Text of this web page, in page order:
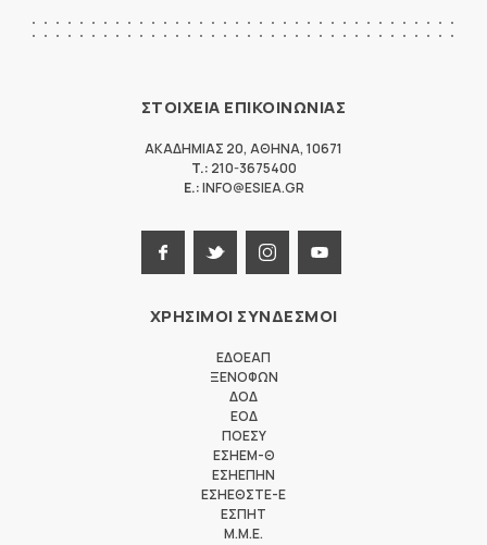
ΣΤΟΙΧΕΙΑ ΕΠΙΚΟΙΝΩΝΙΑΣ
ΑΚΑΔΗΜΙΑΣ 20, ΑΘΗΝΑ, 10671
T.: 210-3675400
E.:INFO@ESIEA.GR
ΧΡΗΣΙΜΟΙ ΣΥΝΔΕΣΜΟΙ
ΕΔΟΕΑΠ
ΞΕΝΟΦΩΝ
ΔΟΔ
ΕΟΔ
ΠΟΕΣΥ
ΕΣΗΕΜ-Θ
ΕΣΗΕΠΗΝ
ΕΣΗΕΘΣΤΕ-Ε
ΕΣΠΗΤ
M.M.E.